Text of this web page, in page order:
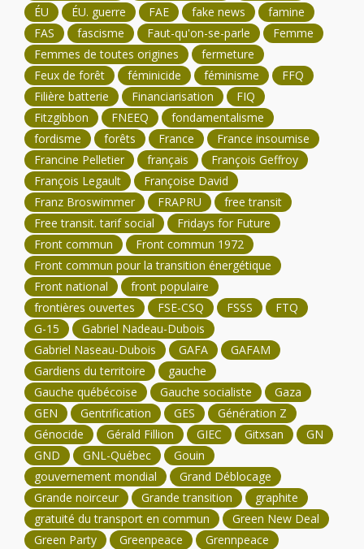
ÉU
ÉU. guerre FAE fake news
famine
FAS
fascisme Faut-qu'on-se-parle
Femme
Femmes de toutes origines
fermeture
Feux de forêt
féminicide féminisme
FFQ
Filière batterie
Financiarisation
FIQ
Fitzgibbon
FNEEQ
fondamentalisme
fordisme
forêts France
France insoumise
Francine Pelletier
français
François Geffroy
François Legault
Françoise David
Franz Broswimmer
FRAPRU
free transit
Free transit. tarif social
Fridays for Future
Front commun
Front commun 1972
Front commun pour la transition énergétique
Front national
front populaire
frontières ouvertes
FSE-CSQ FSSS
FTQ
G-15
Gabriel Nadeau-Dubois
Gabriel Naseau-Dubois
GAFA
GAFAM
Gardiens du territoire
gauche
Gauche québécoise
Gauche socialiste
Gaza
GEN
Gentrification GES
Génération Z
Génocide
Gérald Fillion GIEC Gitxsan
GN
GND
GNL-Québec
Gouin
gouvernement mondial
Grand Déblocage
Grande noirceur
Grande transition
graphite
gratuité du transport en commun
Green New Deal
Green Party
Greenpeace
Grennpeace